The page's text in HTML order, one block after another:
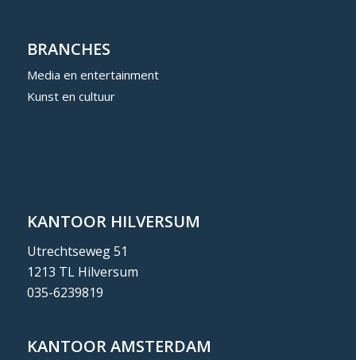
BRANCHES
Media en entertainment
Kunst en cultuur
KANTOOR HILVERSUM
Utrechtseweg 51
1213 TL Hilversum
035-6239819
KANTOOR AMSTERDAM